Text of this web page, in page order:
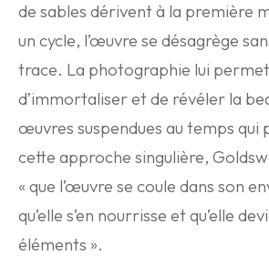
de sables dérivent à la première
un cycle, l’œuvre se désagrège
trace. La photographie lui
d’immortaliser et de révéler la
œuvres suspendues au temps qui
cette approche singulière,
« que l’œuvre se coule dans son
qu’elle s’en nourrisse et qu’elle
éléments ».